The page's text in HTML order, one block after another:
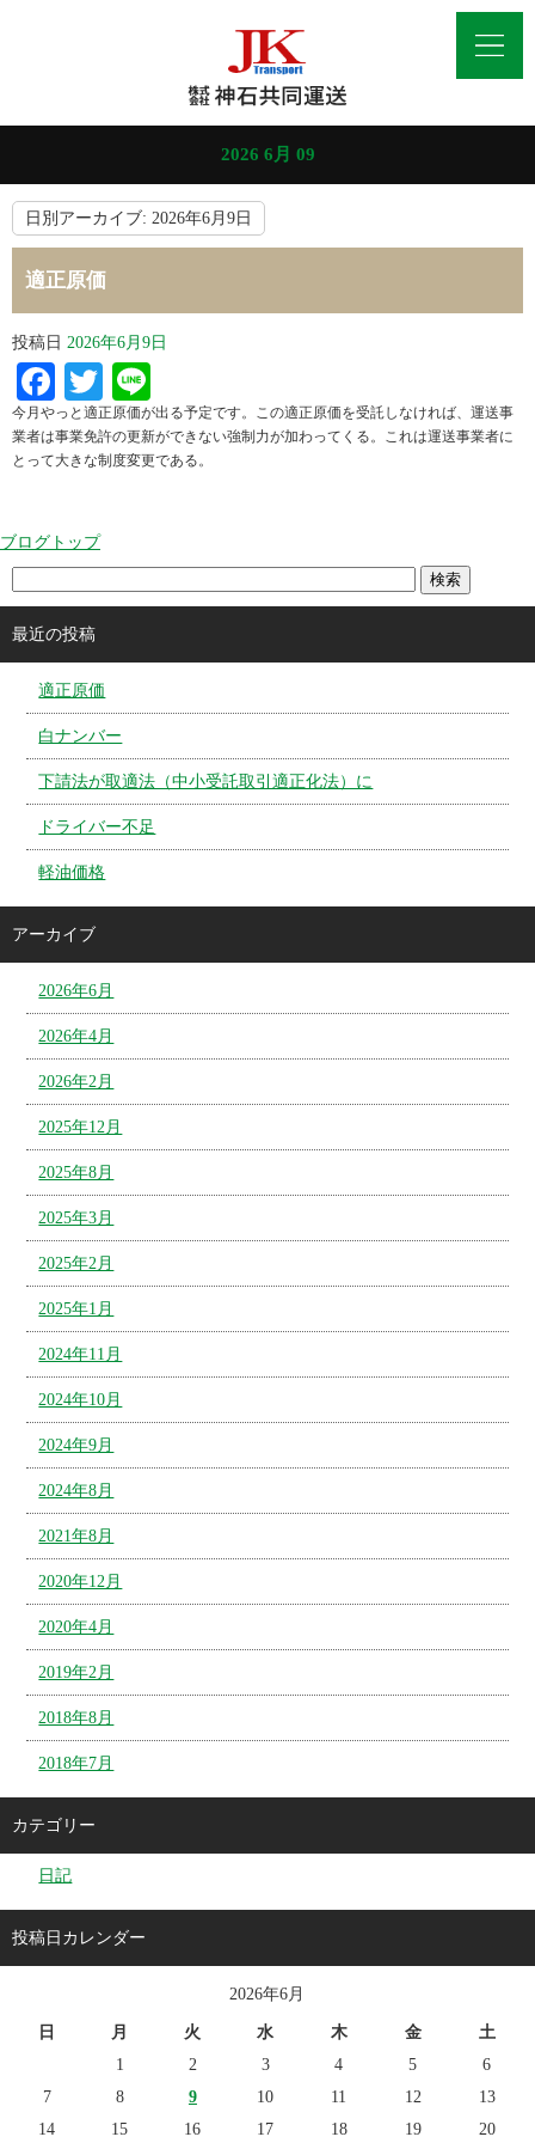
2026 6月 09
日別アーカイブ: 2026年6月9日
適正原価
投稿日 2026年6月9日
Facebook
Twitter
今月やっと適正原価が出る予定です。この適正原価を受託しなければ、運送事
業者は事業免許の更新ができない強制力が加わってくる。これは運送事業者に
とって大きな制度変更である。
ブログトップ
最近の投稿
適正原価
白ナンバー
下請法が取適法（中小受託取引適正化法）に
ドライバー不足
軽油価格
アーカイブ
2026年6月
2026年4月
2026年2月
2025年12月
2025年8月
2025年3月
2025年2月
2025年1月
2024年11月
2024年10月
2024年9月
2024年8月
2021年8月
2020年12月
2020年4月
2019年2月
2018年8月
2018年7月
カテゴリー
日記
投稿日カレンダー
2026年6月
日 月 火 水 木 金
土
1
2 3 4 5
6
7
8 9 10 11 12
13
14
15 16 17 18 19 20